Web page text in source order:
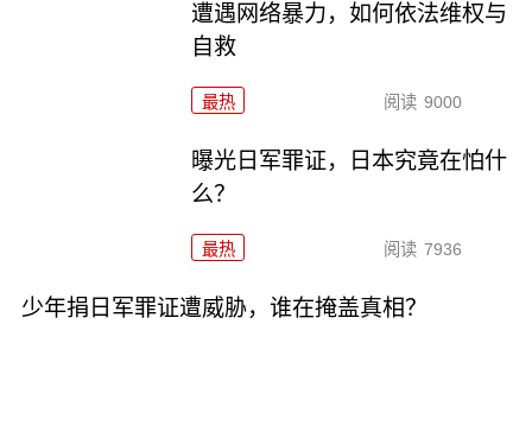
遭遇网络暴力，如何依法维权与
自救
最热 阅读 9000
曝光日军罪证，日本究竟在怕什
么？
最热 阅读 7936
少年捐日军罪证遭威胁，谁在掩盖真相？